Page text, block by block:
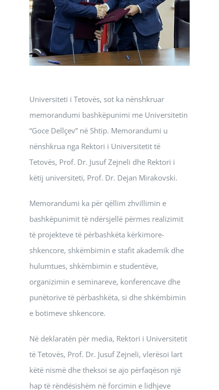
Universiteti i Tetovës, sot ka nënshkruar
memorandumi bashkëpunimi me Universitetin
“Goce Dellçev” në Shtip. Memorandumi u
nënshkrua nga Rektori i Universitetit të
Tetovës, Prof. Dr. Jusuf Zejneli dhe Rektori i
këtij universiteti, Prof. Dr. Dejan Mirakovski.
Memorandumi ka për qëllim zhvillimin e
bashkëpunimit të ndërsjellë përmes realizimit
të projekteve të përbashkëta kërkimore-
shkencore, shkëmbimin e stafit akademik dhe
hulumtues, shkëmbimin e studentëve,
organizimin e seminareve, konferencave dhe
punëtorive të përbashkëta, si dhe shkëmbimin
e botimeve shkencore.
Në deklaratën për media, Rektori i Universitetit
të Tetovës, Prof. Dr. Jusuf Zejneli, vlerësoi lart
këtë nismë dhe theksoi se ajo përfaqëson një
hap të rëndësishëm në forcimin e lidhjeve